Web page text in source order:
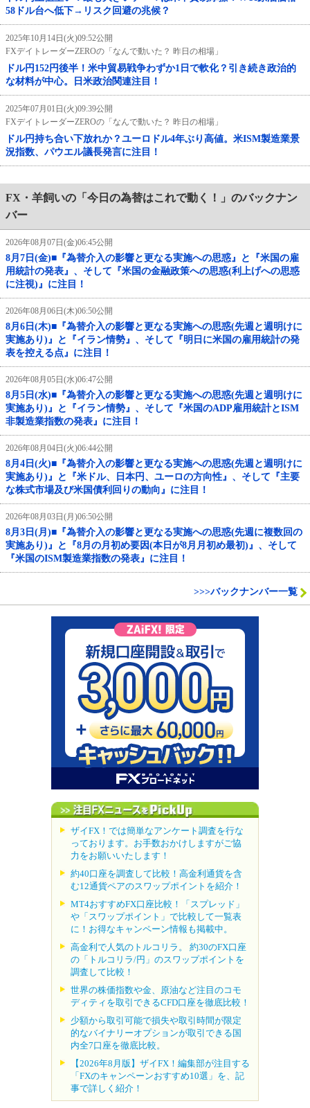
58ドル台へ低下→リスク回避の兆候？
2025年10月14日(火)09:52公開
FXデイトレーダーZEROの「なんで動いた？ 昨日の相場」
ドル円152円後半！米中貿易戦争わずか1日で軟化？引き続き政治的
な材料が中心。日米政治関連注目！
2025年07月01日(火)09:39公開
FXデイトレーダーZEROの「なんで動いた？ 昨日の相場」
ドル円持ち合い下放れか？ユーロドル4年ぶり高値。米ISM製造業景
況指数、パウエル議長発言に注目！
FX・羊飼いの「今日の為替はこれで動く！」のバックナン
バー
2026年08月07日(金)06:45公開
8月7日(金)■『為替介入の影響と更なる実施への思惑』と『米国の雇
用統計の発表』、そして『米国の金融政策への思惑(利上げへの思惑
に注視)』に注目！
2026年08月06日(木)06:50公開
8月6日(木)■『為替介入の影響と更なる実施への思惑(先週と週明けに
実施あり)』と『イラン情勢』、そして『明日に米国の雇用統計の発
表を控える点』に注目！
2026年08月05日(水)06:47公開
8月5日(水)■『為替介入の影響と更なる実施への思惑(先週と週明けに
実施あり)』と『イラン情勢』、そして『米国のADP雇用統計とISM
非製造業指数の発表』に注目！
2026年08月04日(火)06:44公開
8月4日(火)■『為替介入の影響と更なる実施への思惑(先週と週明けに
実施あり)』と『米ドル、日本円、ユーロの方向性』、そして『主要
な株式市場及び米国債利回りの動向』に注目！
2026年08月03日(月)06:50公開
8月3日(月)■『為替介入の影響と更なる実施への思惑(先週に複数回の
実施あり)』と『8月の月初め要因(本日が8月月初め最初)』、そして
『米国のISM製造業指数の発表』に注目！
>>>バックナンバー一覧
ザイFX！では簡単なアンケート調査を行な
っております。お手数おかけしますがご協
力をお願いいたします！
約40口座を調査して比較！高金利通貨を含
む12通貨ペアのスワップポイントを紹介！
MT4おすすめFX口座比較！「スプレッド」
や「スワップポイント」で比較して一覧表
に！お得なキャンペーン情報も掲載中。
高金利で人気のトルコリラ。 約30のFX口座
の「トルコリラ/円」のスワップポイントを
調査して比較！
世界の株価指数や金、原油など注目のコモ
ディティを取引できるCFD口座を徹底比較！
少額から取引可能で損失や取引時間が限定
的なバイナリーオプションが取引できる国
内全7口座を徹底比較。
【2026年8月版】ザイFX！編集部が注目する
「FXのキャンペーンおすすめ10選」を、記
事で詳しく紹介！